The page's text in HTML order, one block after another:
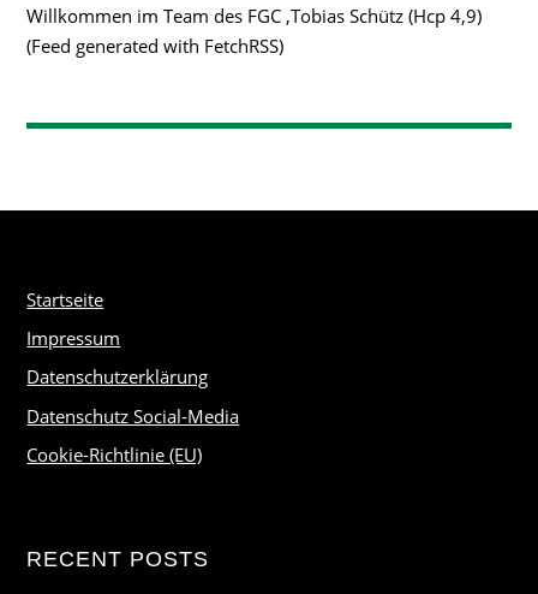
Willkommen im Team des FGC ,Tobias Schütz (Hcp 4,9)
(Feed generated with FetchRSS)
Startseite
Impressum
Datenschutzerklärung
Datenschutz Social-Media
Cookie-Richtlinie (EU)
RECENT POSTS